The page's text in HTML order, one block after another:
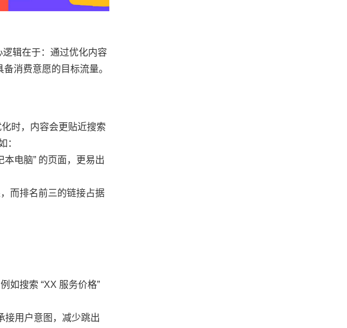
辑在于：通过优化内容
消费意愿的目标流量。
时，内容会更贴近搜索
：
电脑” 的页面，更易出
而排名前三的链接占据
如搜索 “XX 服务价格”
接用户意图，减少跳出